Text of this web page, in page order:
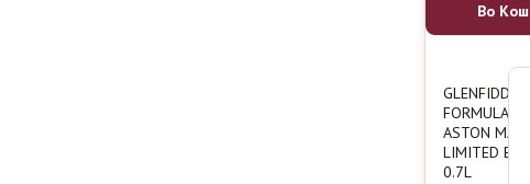
Во
FORMULA ONE
ASTON
LIMITED
0.7L